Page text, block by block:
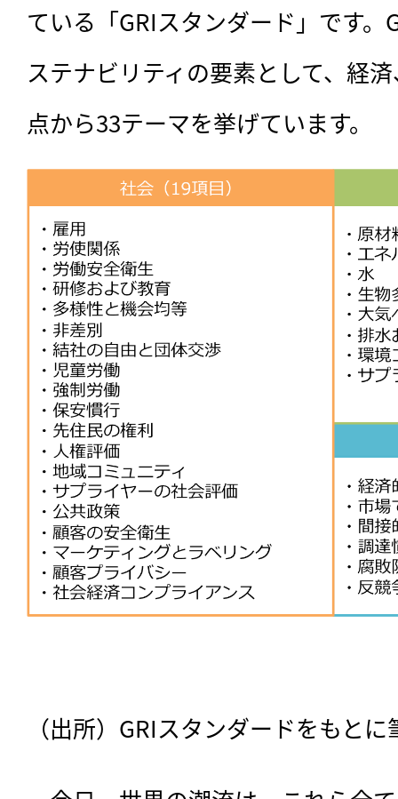
ている「GRIスタンダード」です
ステナビリティの要素として、経
点から33テーマを挙げています。
（出所）GRIスタンダードをもと